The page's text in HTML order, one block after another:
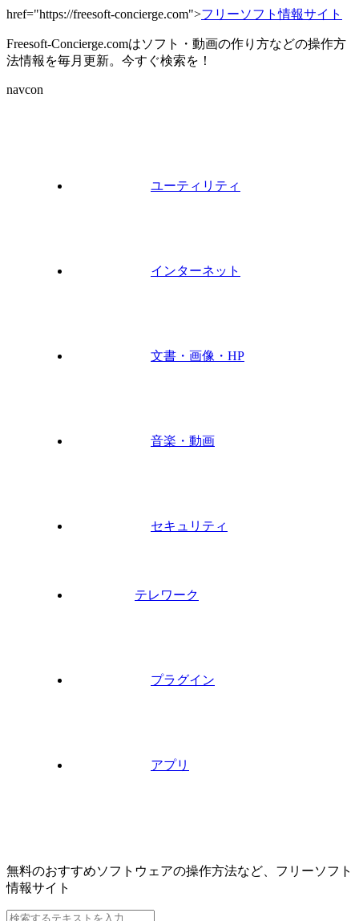
href="https://freesoft-concierge.com">フリーソフト情報サイト
Freesoft-Concierge.comはソフト・動画の作り方などの操作方
法情報を毎月更新。今すぐ検索を！
navcon
ユーティリティ
インターネット
文書・画像・HP
音楽・動画
セキュリティ
テレワーク
プラグイン
アプリ
無料のおすすめソフトウェアの操作方法など、フリーソフト
情報サイト